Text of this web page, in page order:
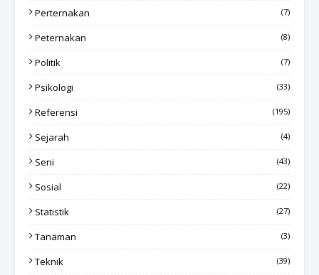
Perternakan (7)
Peternakan (8)
Politik (7)
Psikologi (33)
Referensi (195)
Sejarah (4)
Seni (43)
Sosial (22)
Statistik (27)
Tanaman (3)
Teknik (39)